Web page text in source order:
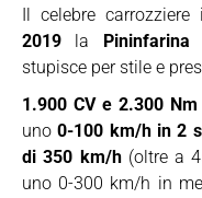
Il celebre
2019 la Pininfarina
stupisce per stile e
1.900 CV e 2.300
uno0-100 km/h in 2
di 350 km/h(oltre a
uno 0-300 km/h in